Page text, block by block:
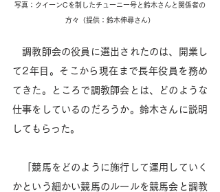
写真：クイーンCを制したチューニー号と鈴木さんと関係者の
方々（提供：鈴木伸尋さん）
調教師会の役員に選出されたのは、開業し
て2年目。そこから現在まで長年役員を務め
てきた。ところで調教師会とは、どのような
仕事をしているのだろうか。鈴木さんに説明
してもらった。
「競馬をどのように施行して運用していく
かという細かい競馬のルールを競馬会と調教